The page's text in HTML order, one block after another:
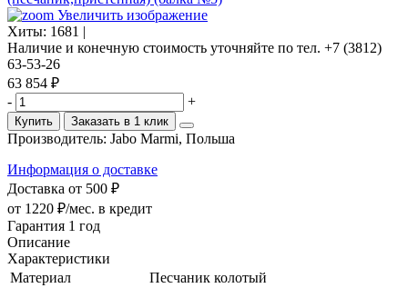
Увеличить изображение
Хиты: 1681 |
Наличие и конечную стоимость уточняйте по тел. +7 (3812)
63-53-26
63 854 ₽
-
+
Купить Заказать в 1 клик
Производитель: Jabo Marmi, Польша
Информация о доставке
Доставка от 500 ₽
от 1220 ₽/мес. в кредит
Гарантия 1 год
Описание
Характеристики
Материал
Песчаник колотый